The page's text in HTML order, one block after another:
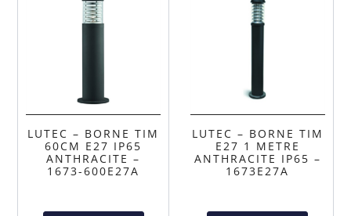
LUTEC – BORNE TIM
60CM E27 IP65
ANTHRACITE –
1673-600E27A
LUTEC – BORNE TIM
E27 1 METRE
ANTHRACITE IP65 –
1673E27A